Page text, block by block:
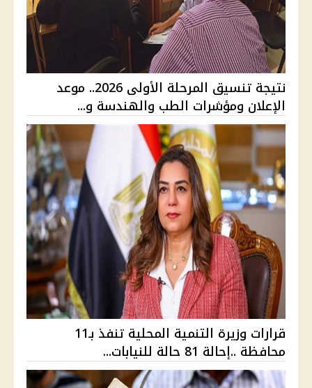
نتيجة تنسيق المرحلة الأولى 2026.. موعد
الإعلان ومؤشرات الطب والهندسة و...
قرارات وزيرة التنمية المحلية تنفذ بـ11
محافظة ..إحالة 81 حالة للنيابات...